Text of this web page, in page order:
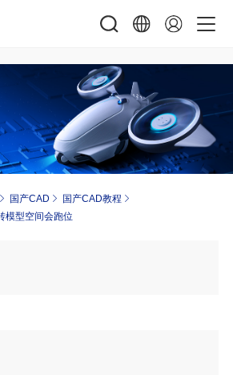
国产CAD
国产CAD教程
模型空间会跑位